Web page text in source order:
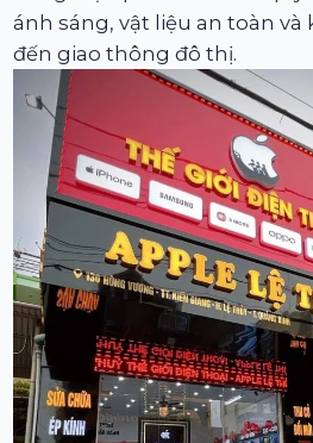
ánh sáng, vật liệu an toàn
đến giao thông đô thị.